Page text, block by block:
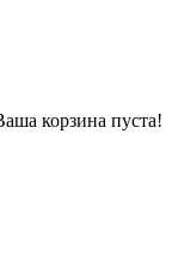
корзина пуста!